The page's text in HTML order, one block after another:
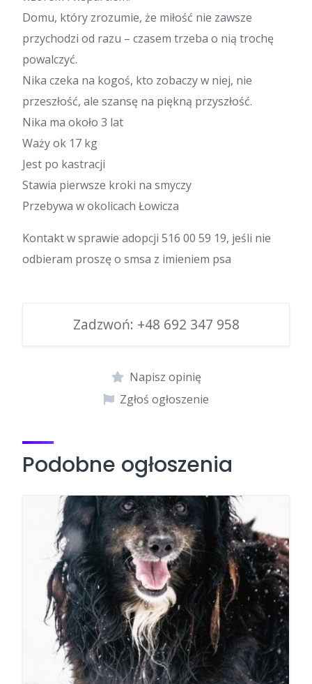
Domu, który zrozumie, że miłość nie zawsze
przychodzi od razu – czasem trzeba o nią trochę
powalczyć.
Nika czeka na kogoś, kto zobaczy w niej, nie
przeszłość, ale szansę na piękną przyszłość.
Nika ma około 3 lat
Waży ok 17 kg
Jest po kastracji
Stawia pierwsze kroki na smyczy
Przebywa w okolicach Łowicza
Kontakt w sprawie adopcji 516 00 59 19, jeśli nie
odbieram proszę o smsa z imieniem psa
Zadzwoń: +48 692 347 958
Napisz opinię
Zgłoś ogłoszenie
Podobne ogłoszenia